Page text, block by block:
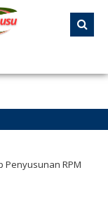
Penyusunan RPM